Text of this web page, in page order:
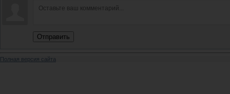
Отправить
Полная версия сайта